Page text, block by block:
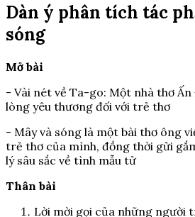
Dàn ý phân tích tác
sóng
Mở bài
- Vài nét về Ta-go: Một nhà thơ
lòng yêu thương đối với trẻ thơ
- Mây và sóng là một bài thơ ông
trẻ thơ của mình, đồng thời gửi
lý sâu sắc về tình mẫu tử
Thân bài
Lời mời gọi của những người